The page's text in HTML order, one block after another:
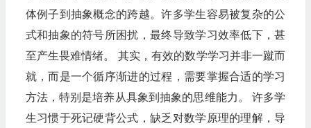
体例子到抽象概念的跨越。许多学生容易被复杂的公
式和抽象的符号所困扰，最终导致学习效率低下，甚
至产生畏难情绪。 其实，有效的数学学习并非一蹴而
就，而是一个循序渐进的过程，需要掌握合适的学习
方法，特别是培养从具象到抽象的思维能力。 许多学
生习惯于死记硬背公式，缺乏对数学原理的理解，导